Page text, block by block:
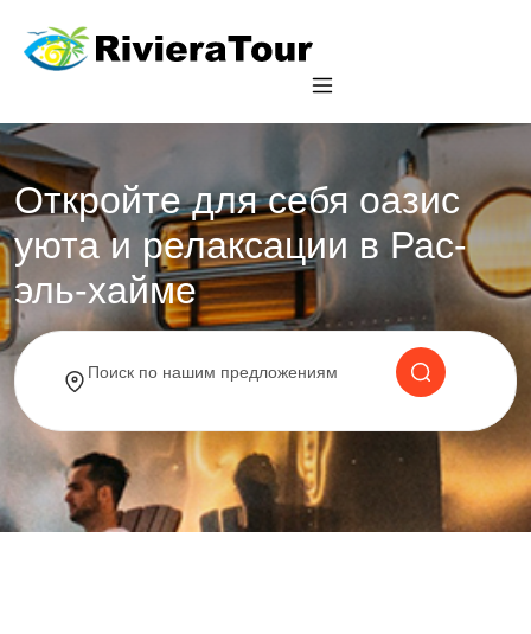
Откройте для себя оазис
уюта и релаксации в Рас-
эль-хайме